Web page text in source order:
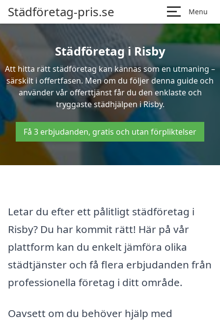
Städföretag-pris.se Menu
Städföretag i Risby
Att hitta rätt städföretag kan kännas som en utmaning –
särskilt i offertfasen. Men om du följer denna guide och
använder vår offerttjänst får du den enklaste och
tryggaste städhjälpen i Risby.
Få 3 erbjudanden, gratis och utan förpliktelser
Letar du efter ett pålitligt städföretag i
Risby? Du har kommit rätt! Här på vår
plattform kan du enkelt jämföra olika
städtjänster och få flera erbjudanden från
professionella företag i ditt område.
Oavsett om du behöver hjälp med